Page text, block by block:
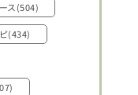
ス(504)
(434)